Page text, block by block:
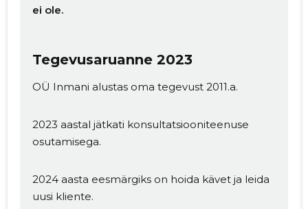
ei ole.
Tegevusaruanne 2023
OÜ Inmani alustas oma tegevust 2011.a.
2023 aastal jätkati konsultatsiooniteenuse
osutamisega.
2024 aasta eesmärgiks on hoida kävet ja leida
uusi kliente.
kirjeldust